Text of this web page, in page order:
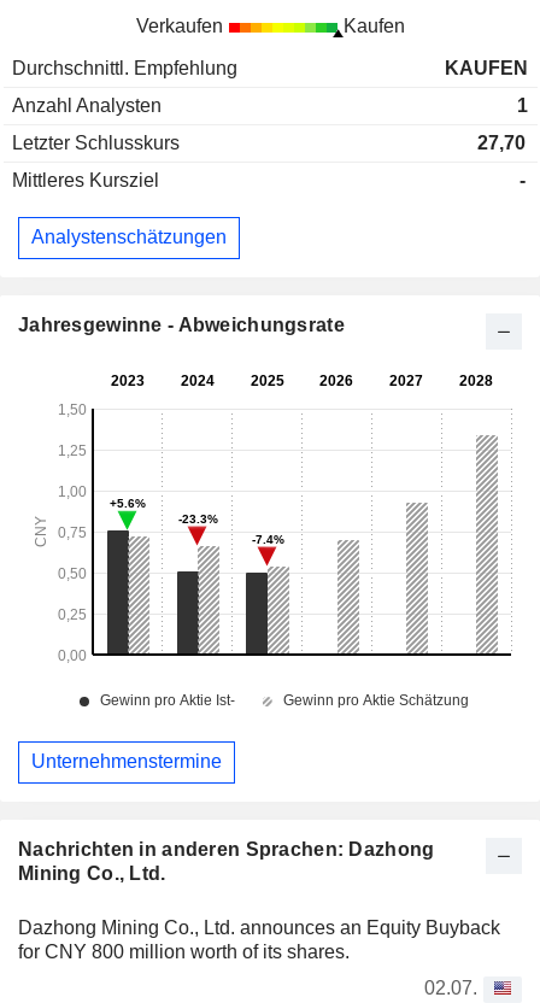
Nachrichten in anderen Sprachen: Dazhong
Mining Co., Ltd.
Dazhong Mining Co., Ltd. announces an Equity Buyback
for CNY 800 million worth of its shares.
02.07.
Verkaufen Kaufen
Durchschnittl. Empfehlung
KAUFEN
Anzahl Analysten
1
Letzter Schlusskurs
27,70
Mittleres Kursziel
-
Analystenschätzungen
Jahresgewinne - Abweichungsrate
Unternehmenstermine